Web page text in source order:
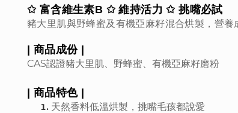
✩ 富含維生素B ✩維持活力 ✩挑嘴必試
豬大里肌與野蜂蜜及有機亞麻籽混合烘製，營
| 商品成份 |
CAS認證豬大里肌、野蜂蜜、有機亞麻籽磨粉
| 商品特色 |
天然香料低溫烘製，挑嘴毛孩都說愛